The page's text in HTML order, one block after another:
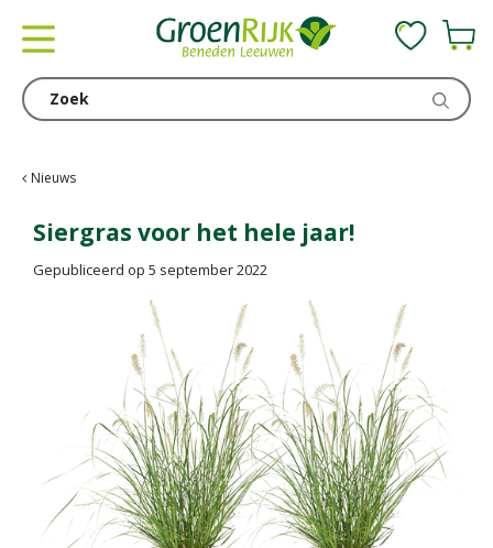
Nieuws
Siergras voor het hele jaar!
Gepubliceerd op 5 september 2022